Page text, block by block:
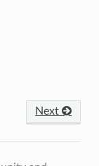
Next